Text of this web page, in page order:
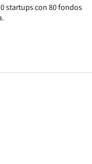
startups con 80 fondos